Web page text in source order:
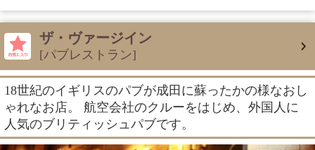
ザ・ヴァージイン
[パブレストラン]
18世紀のイギリスのパブが成田に蘇ったかの様なおし
ゃれなお店。 航空会社のクルーをはじめ、外国人に
人気のブリティッシュパブです。